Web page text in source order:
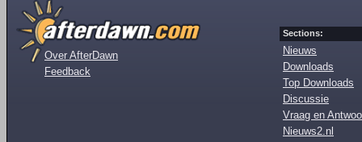
Over AfterDawn
Feedback
Sections:
Nieuws
Downloads
Top Downloads
Discussie
Vraag en
Nieuws2.nl